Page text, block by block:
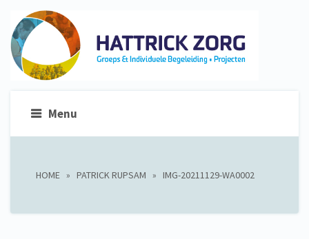
Menu
HOME »PATRICK RUPSAM »IMG-20211129-WA0002